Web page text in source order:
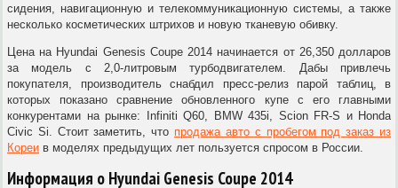
сидения, навигационную и телекоммуникационную системы, а также
несколько косметических штрихов и новую тканевую обивку.
Цена на Hyundai Genesis Coupe 2014 начинается от 26,350 долларов
за модель с 2,0-литровым турбодвигателем. Дабы привлечь
покупателя, производитель снабдил пресс-релиз парой таблиц, в
которых показано сравнение обновленного купе с его главными
конкурентами на рынке: Infiniti Q60, BMW 435i, Scion FR-S и Honda
Civic Si. Стоит заметить, что продажа авто с пробегом под заказ из
Кореи в моделях предыдущих лет пользуется спросом в России.
Информация о Hyundai Genesis Coupe 2014